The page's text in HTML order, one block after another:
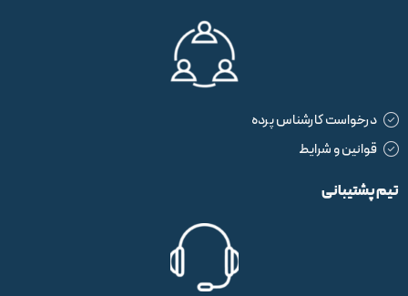
درخواست کارشناس پرده
قوانین و شرایط
تیم پشتیبانی